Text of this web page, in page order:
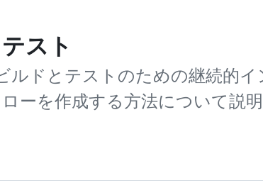
スト
ドとテストのための継続的イ
ーを作成する方法について説明